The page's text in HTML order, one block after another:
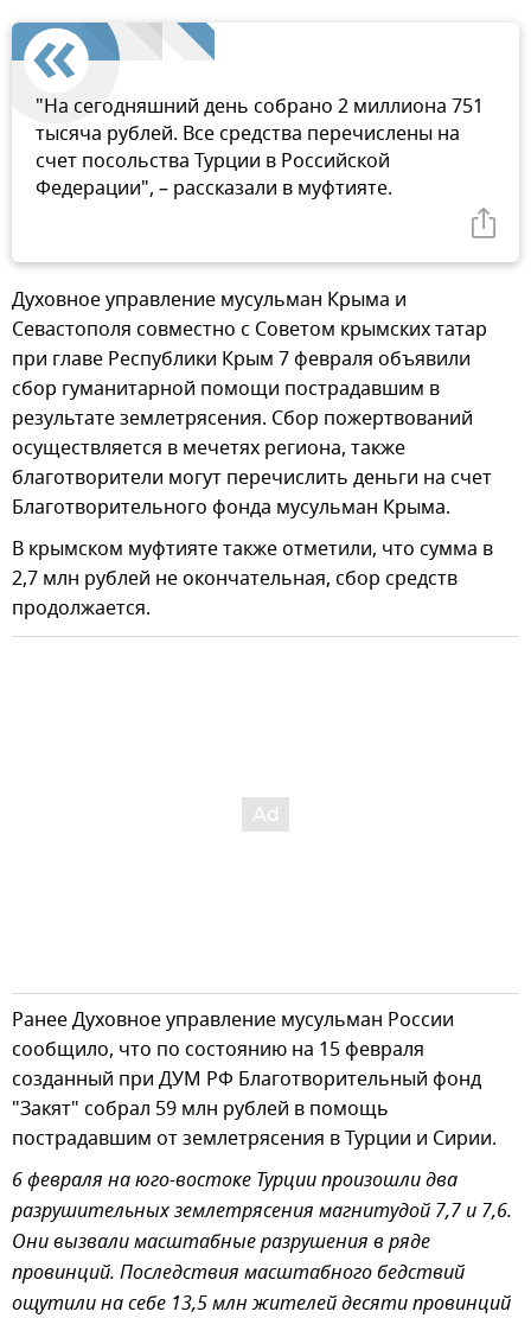
"На сегодняшний день собрано 2 миллиона 751
тысяча рублей. Все средства перечислены на
счет посольства Турции в Российской
Федерации", – рассказали в муфтияте.
Духовное управление мусульман Крыма и
Севастополя совместно с Советом крымских татар
при главе Республики Крым 7 февраля объявили
сбор гуманитарной помощи пострадавшим в
результате землетрясения. Сбор пожертвований
осуществляется в мечетях региона, также
благотворители могут перечислить деньги на счет
Благотворительного фонда мусульман Крыма.
В крымском муфтияте также отметили, что сумма в
2,7 млн рублей не окончательная, сбор средств
продолжается.
Ранее Духовное управление мусульман России
сообщило, что по состоянию на 15 февраля
созданный при ДУМ РФ Благотворительный фонд
"Закят" собрал 59 млн рублей в помощь
пострадавшим от землетрясения в Турции и Сирии.
6 февраля на юго-востоке Турции произошли два
разрушительных землетрясения магнитудой 7,7 и 7,6.
Они вызвали масштабные разрушения в ряде
провинций. Последствия масштабного бедствий
ощутили на себе 13,5 млн жителей десяти провинций